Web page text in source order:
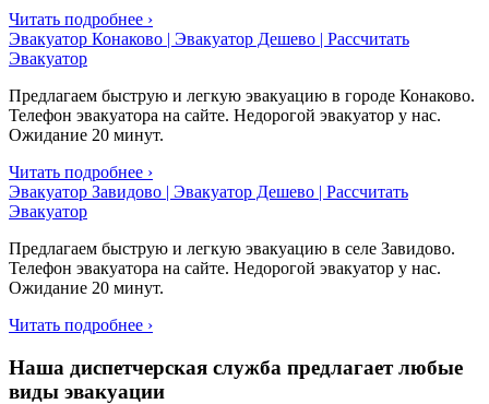
Читать подробнее ›
Эвакуатор Конаково | Эвакуатор Дешево | Рассчитать
Эвакуатор
Предлагаем быструю и легкую эвакуацию в городе Конаково.
Телефон эвакуатора на сайте. Недорогой эвакуатор у нас.
Ожидание 20 минут.
Читать подробнее ›
Эвакуатор Завидово | Эвакуатор Дешево | Рассчитать
Эвакуатор
Предлагаем быструю и легкую эвакуацию в селе Завидово.
Телефон эвакуатора на сайте. Недорогой эвакуатор у нас.
Ожидание 20 минут.
Читать подробнее ›
Наша диспетчерская служба предлагает любые
виды эвакуации